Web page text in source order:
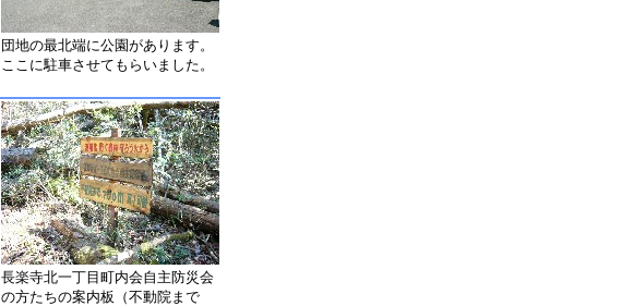
団地の最北端に公園があります。
ここに駐車させてもらいました。
長楽寺北一丁目町内会自主防災会
の方たちの案内板（不動院まで